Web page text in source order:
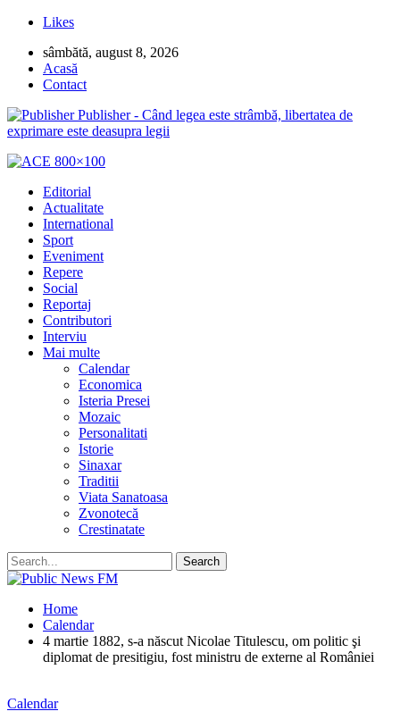
Likes
sâmbătă, august 8, 2026
Acasă
Contact
Publisher - Când legea este strâmbă, libertatea de
exprimare este deasupra legii
Editorial
Actualitate
International
Sport
Eveniment
Repere
Social
Reportaj
Contributori
Interviu
Mai multe
Calendar
Economica
Isteria Presei
Mozaic
Personalitati
Istorie
Sinaxar
Traditii
Viata Sanatoasa
Zvonotecă
Crestinatate
Home
Calendar
4 martie 1882, s-a născut Nicolae Titulescu, om politic şi
diplomat de presitigiu, fost ministru de externe al României
Calendar